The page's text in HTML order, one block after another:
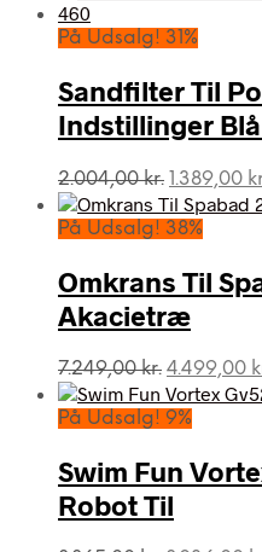
På Udsalg! 31%
Sandfilter Til
Indstillinger
2.004,00kr. Den
pris
2.004,00
1.389,00
På Udsalg! 38%
Omkrans Til
Akacietræ
7.249,00kr. Den
pris
7.249,00 kr..
4.499,00
På Udsalg! 9%
Swim Fun
Robot Til